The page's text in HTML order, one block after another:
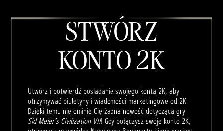
STWÓRZ
KONTO 2K
Utwórz i potwierdź posiadanie swojego konta 2K, aby
otrzymywać biuletyny i wiadomości marketingowe od 2K.
Dzięki temu nie ominie Cię żadna nowość dotycząca gry
Sid Meier’s Civilization VII! Gdy połączysz swoje konto 2K,